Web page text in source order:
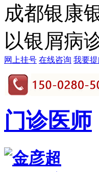
成都银康
以银屑病
网上挂号 在线咨询 我要提
门诊医师